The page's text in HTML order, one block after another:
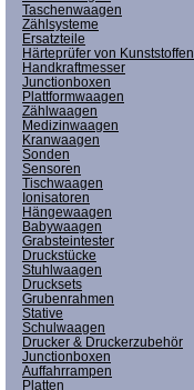
Taschenwaagen
Zählsysteme
Ersatzteile
Härteprüfer von Kunststoffen
Handkraftmesser
Junctionboxen
Plattformwaagen
Zählwaagen
Medizinwaagen
Kranwaagen
Sonden
Sensoren
Tischwaagen
Ionisatoren
Hängewaagen
Babywaagen
Grabsteintester
Druckstücke
Stuhlwaagen
Drucksets
Grubenrahmen
Stative
Schulwaagen
Drucker & Druckerzubehör
Junctionboxen
Auffahrrampen
Platten